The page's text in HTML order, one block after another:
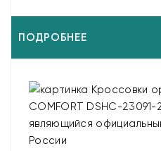
ПОДРОБНЕЕ